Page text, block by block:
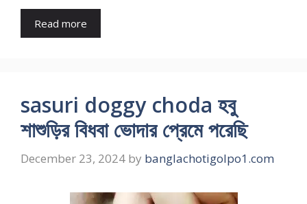
Read more
sasuri doggy choda হবু
শাশুড়ির বিধবা ভোদার প্রেমে পরেছি
December 23, 2024 by banglachotigolpo1.com